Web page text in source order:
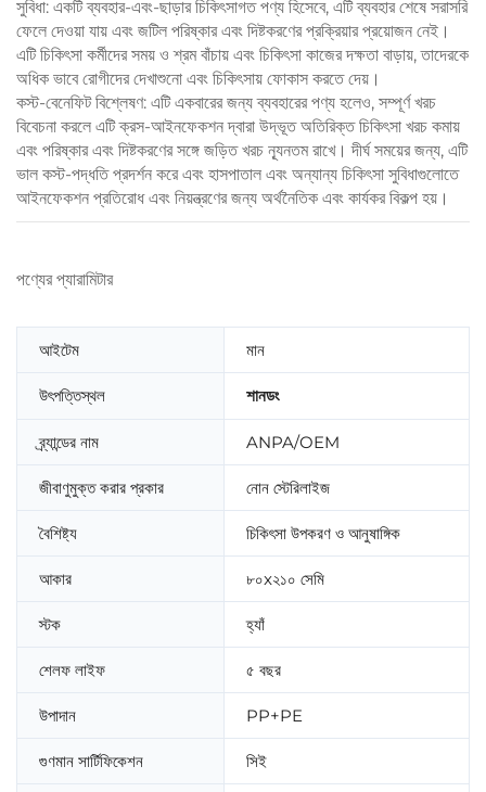
সুবিধা: একটি ব্যবহার-এবং-ছাড়ার চিকিৎসাগত পণ্য হিসেবে, এটি ব্যবহার শেষে সরাসরি
ফেলে দেওয়া যায় এবং জটিল পরিষ্কার এবং দিষ্টকরণের প্রক্রিয়ার প্রয়োজন নেই।
এটি চিকিৎসা কর্মীদের সময় ও শ্রম বাঁচায় এবং চিকিৎসা কাজের দক্ষতা বাড়ায়, তাদেরকে
অধিক ভাবে রোগীদের দেখাশুনো এবং চিকিৎসায় ফোকাস করতে দেয়।
কস্ট-বেনেফিট বিশ্লেষণ: এটি একবারের জন্য ব্যবহারের পণ্য হলেও, সম্পূর্ণ খরচ
বিবেচনা করলে এটি ক্রস-আইনফেকশন দ্বারা উদ্ভূত অতিরিক্ত চিকিৎসা খরচ কমায়
এবং পরিষ্কার এবং দিষ্টকরণের সঙ্গে জড়িত খরচ ন্যূনতম রাখে। দীর্ঘ সময়ের জন্য, এটি
ভাল কস্ট-পদ্ধতি প্রদর্শন করে এবং হাসপাতাল এবং অন্যান্য চিকিৎসা সুবিধাগুলোতে
আইনফেকশন প্রতিরোধ এবং নিয়ন্ত্রণের জন্য অর্থনৈতিক এবং কার্যকর বিকল্প হয়।
পণ্যের প্যারামিটার
আইটেম মান
উৎপত্তিস্থল শানডং
ব্র্যান্ডের নাম ANPA/OEM
জীবাণুমুক্ত করার প্রকার নোন স্টেরিলাইজ
বৈশিষ্ট্য চিকিৎসা উপকরণ ও আনুষাঙ্গিক
আকার ৮০x২১০ সেমি
স্টক হ্যাঁ
শেলফ লাইফ ৫ বছর
উপাদান PP+PE
গুণমান সার্টিফিকেশন সিই